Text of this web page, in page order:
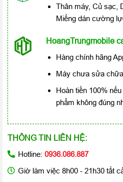
Thân máy, Củ sạc,
Miếng dán cường
HoangTrungmobile
Hàng chính hãng
Máy chưa sửa chữa
Hoàn tiền 100%
phẩm không đúng
THÔNG TIN LIÊN HỆ:
Hotline: 0936.086.887
Giờ làm việc 8h00 - 21h30 tất